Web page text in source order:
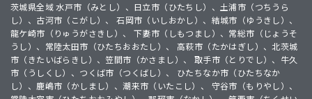
茨城県全域 水戸市（みとし）、日立市（ひたちし）、土浦市（つちうら
し）、古河市（こがし）、 石岡市（いしおかし）、結城市（ゆうきし）、
龍ケ崎市（りゅうがさきし）、 下妻市（しもつまし）、常総市（じょうそ
うし）、常陸太田市（ひたちおおたし）、 高萩市（たかはぎし）、北茨城
市（きたいばらきし）、笠間市（かさまし）、 取手市（とりでし）、牛久
市（うしくし）、つくば市（つくばし）、 ひたちなか市（ひたちなか
し）、鹿嶋市（かしまし）、潮来市（いたこし）、 守谷市（もりやし）、